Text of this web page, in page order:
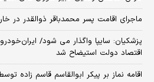
ماجرای اقامت پسر محمدباقر ذوالقدر در
پزشکیان: سایپا واگذار می شود/ ایران‌خودرو
اقتصاد دولت استیضاح شد
اقامه نماز بر پیکر ابوالقاسم قاسم زاده